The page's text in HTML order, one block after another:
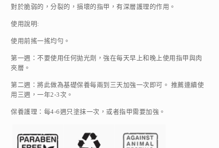
對於脆弱的，分裂的，損壞的指甲，有深層護理的作用。
使用說明:
使用前搖一搖均勻。
第一週：不要使用任何拋光劑，強在每天早上和晚上使用指甲與肉
夾層。
第二週：將此做為基礎保養每兩到三天加強一次即可。 推薦連續使
用三週，一年2-3次。
保養護理：每4-6週只塗抹一次，或者指甲需要加強。